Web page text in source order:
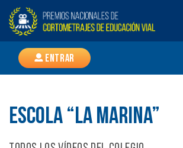
Entrar
ESCOLA “LA MARINA”